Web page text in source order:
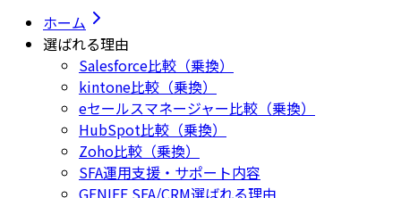
ホーム
選ばれる理由
Salesforce比較（乗換）
kintone比較（乗換）
eセールスマネージャー比較（乗換）
HubSpot比較（乗換）
Zoho比較（乗換）
SFA運用支援・サポート内容